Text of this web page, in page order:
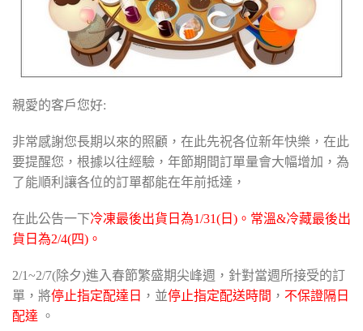
親愛的客戶您好:
非常感謝您長期以來的照顧，在此先祝各位新年快樂，在此
要提醒您，根據以往經驗，年節期間訂單量會大幅增加，為
了能順利讓各位的訂單都能在年前抵達，
在此公告一下冷凍最後出貨日為1/31(日)。常溫&冷藏最後出
貨日為2/4(四)。
2/1~2/7(除夕)進入春節繁盛期尖峰週，針對當週所接受的訂
單，將停止指定配達日 ，並停止指定配送時間 ， 不保證隔日
配達 。